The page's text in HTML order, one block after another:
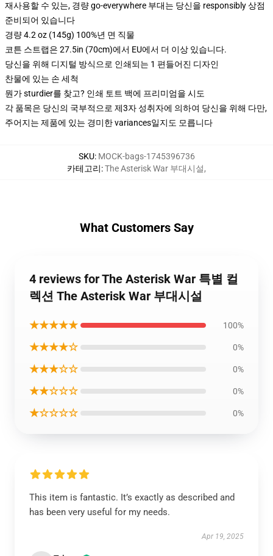
재사용할 수 있는, 경량 go-everywhere 부대는 당신을 responsibly 상점
준비되어 있습니다
경량 4.2 oz (145g) 100%년 면 직물
코튼 스트랩은 27.5in (70cm)에서 EU에서 더 이상 있습니다.
당신을 위해 디지털 방식으로 인쇄되는 1 편들어진 디자인
찬물에 있는 손 세척
뭔가 sturdier를 찾고? 인쇄 토트 백에 프리미엄을 시도
각 품목은 당신의 국부적으로 제3자 성취자에 의하여 당신을 위해 다만,
주어지는 제품에 있는 경미한 variances일지도 모릅니다
SKU: MOCK-bags-1745396736
카테고리:The Asterisk War 부대시설,
What Customers Say
4 reviews for The Asterisk War 특별 컬
렉션 The Asterisk War 부대시설
★★★★★ 100%
★★★★☆ 0%
★★★☆☆ 0%
★★☆☆☆ 0%
★☆☆☆☆ 0%
This item is fantastic. It’s exactly as described and
has been very useful for my needs.
Apr 19, 2025